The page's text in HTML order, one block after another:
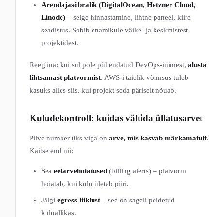
Arendajasõbralik (DigitalOcean, Hetzner Cloud,
Linode) – selge hinnastamine, lihtne paneel, kiire
seadistus. Sobib enamikule väike- ja keskmistest
projektidest.
Reeglina: kui sul pole pühendatud DevOps-inimest, alusta
lihtsamast platvormist. AWS-i täielik võimsus tuleb
kasuks alles siis, kui projekt seda päriselt nõuab.
Kuludekontroll: kuidas vältida üllatusarvet
Pilve number üks viga on arve, mis kasvab märkamatult.
Kaitse end nii:
Sea eelarvehoiatused (billing alerts) – platvorm
hoiatab, kui kulu ületab piiri.
Jälgi egress-liiklust – see on sageli peidetud
kuluallikas.